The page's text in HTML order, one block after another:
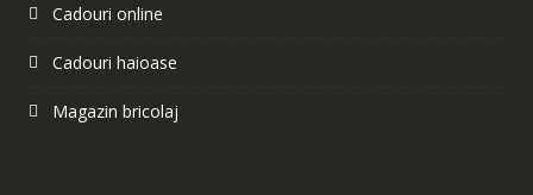
Cadouri online
Cadouri haioase
Magazin bricolaj